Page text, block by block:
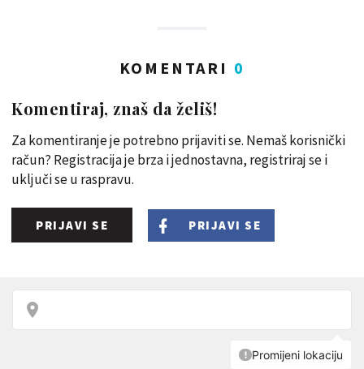
KOMENTARI 0
Komentiraj, znaš da želiš!
Za komentiranje je potrebno prijaviti se. Nemaš korisnički
račun? Registracija je brza i jednostavna, registriraj se i
uključi se u raspravu.
PRIJAVI SE PRIJAVI SE